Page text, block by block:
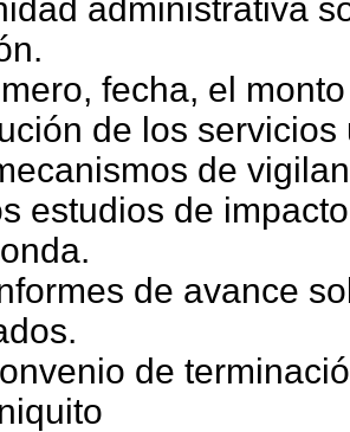
administrativa
fecha, el
de los servicios
de
estudios de
de avance
de